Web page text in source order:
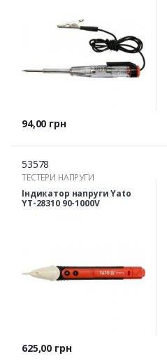
Ціна
94,00 грн
53578
ТЕСТЕРИ НАПРУГИ
Індикатор напруги Yato
YT-28310 90-1000V
Ціна
625,00 грн